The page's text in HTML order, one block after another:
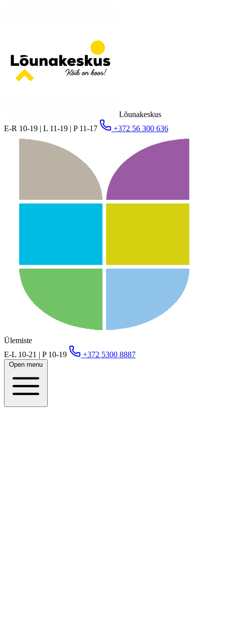
Lõunakeskus
E-R 10-19 | L 11-19 | P 11-17
+372 56 300 636
Ülemiste
E-L 10-21 | P 10-19
+372 5300 8887
Open menu